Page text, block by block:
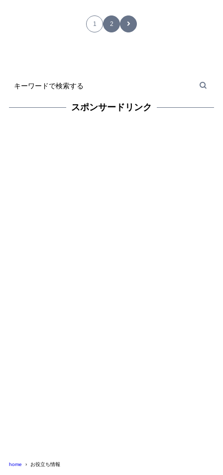
1 2
スポンサードリンク
home お役立ち情報